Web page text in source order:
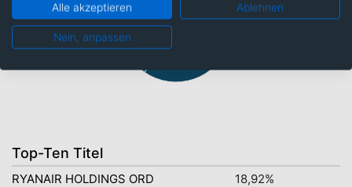
Industrie: 40,30%
Top-Ten Titel
RYANAIR HOLDINGS ORD
18,92%
Alle akzeptieren Ablehnen
Nein, anpassen